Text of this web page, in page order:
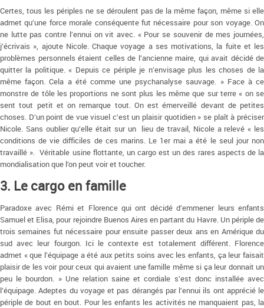
Certes, tous les périples ne se déroulent pas de la même façon, même si elle
admet qu’une force morale conséquente fut nécessaire pour son voyage. On
ne lutte pas contre l’ennui on vit avec. « Pour se souvenir de mes journées,
j’écrivais », ajoute Nicole. Chaque voyage a ses motivations, la fuite et les
problèmes personnels étaient celles de l’ancienne maire, qui avait décidé de
quitter la politique. « Depuis ce périple je n’envisage plus les choses de la
même façon. Cela a été comme une psychanalyse sauvage. » Face à ce
monstre de tôle les proportions ne sont plus les même que sur terre « on se
sent tout petit et on remarque tout. On est émerveillé devant de petites
choses. D’un point de vue visuel c’est un plaisir quotidien » se plaît à préciser
Nicole. Sans oublier qu’elle était sur un lieu de travail, Nicole a relevé « les
conditions de vie difficiles de ces marins. Le 1er mai a été le seul jour non
travaillé ». Véritable usine flottante, un cargo est un des rares aspects de la
mondialisation que l’on peut voir et toucher.
3. Le cargo en famille
Paradoxe avec Rémi et Florence qui ont décidé d’emmener leurs enfants
Samuel et Elisa, pour rejoindre Buenos Aires en partant du Havre. Un périple de
trois semaines fut nécessaire pour ensuite passer deux ans en Amérique du
sud avec leur fourgon. Ici le contexte est totalement différent. Florence
admet « que l’équipage a été aux petits soins avec les enfants, ça leur faisait
plaisir de les voir pour ceux qui avaient une famille même si ça leur donnait un
peu le bourdon. » Une relation saine et cordiale s’est donc installée avec
l’équipage. Adeptes du voyage et pas dérangés par l’ennui ils ont apprécié le
périple de bout en bout. Pour les enfants les activités ne manquaient pas, la